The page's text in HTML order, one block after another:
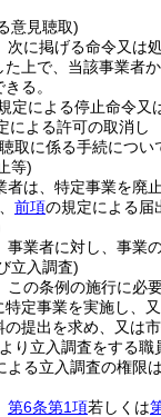
意見聴取)
次に掲げる命令又は
上で、当該事業者
る。
定による停止命令又
による許可の取消し
取に係る手続につい
等)
者は、特定事業を廃
前項の規定による届
事業者に対し、事業
立入調査)
この条例の施行に必
定事業を実施し、
提出を求め、又は
り立入調査をする職
よる立入調査の権限
第6条第1項若しくは